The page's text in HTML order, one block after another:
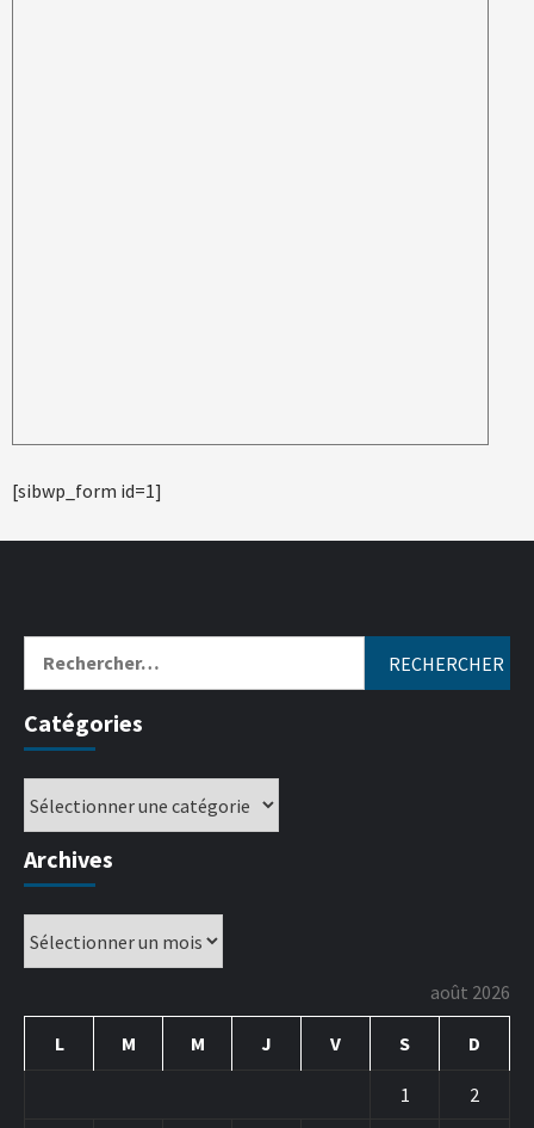
[sibwp_form id=1]
Catégories
Archives
août 2026
L M M J V S D
1 2